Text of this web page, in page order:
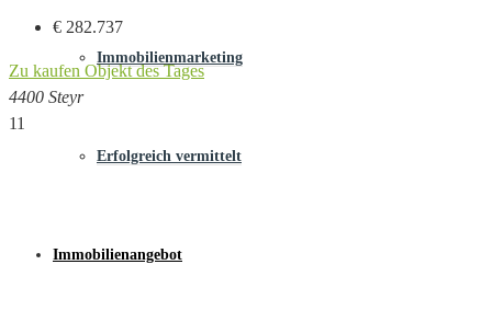
Immobilienmarketing
Erfolgreich vermittelt
Immobilienangebot
€ 282.737
Zu kaufen Objekt des Tages
4400 Steyr
11